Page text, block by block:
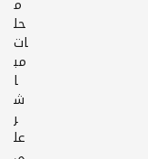
حل
ات
مب
ا
ش
ر
عل